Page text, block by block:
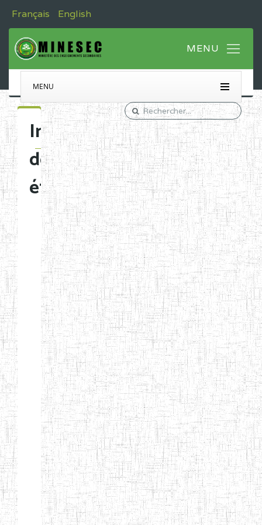
Français English
MENU
Immatriculation
des
établissements
Etablissements
d'enseignement
normal
ENI
Chercher:
Effacer les filtres
Denomination
Type